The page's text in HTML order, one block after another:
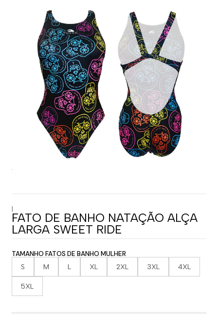
|
FATO DE BANHO NATAÇÃO ALÇA
LARGA SWEET RIDE
TAMANHO FATOS DE BANHO MULHER
S M L XL 2XL 3XL 4XL
5XL